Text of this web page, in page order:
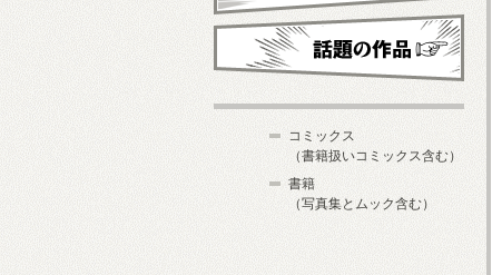
これから発売予定
コミックス
（書籍扱いコミックス含む）
書籍
（写真集とムック含む）